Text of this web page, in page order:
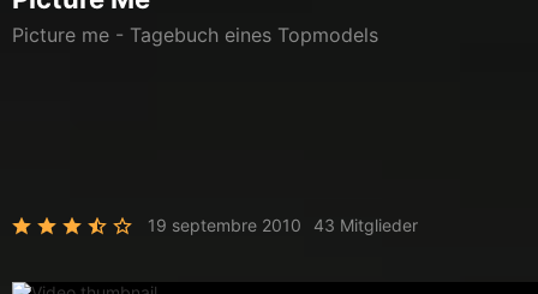
Picture me - Tagebuch eines Topmodels
19 septembre 2010 43 Mitglieder